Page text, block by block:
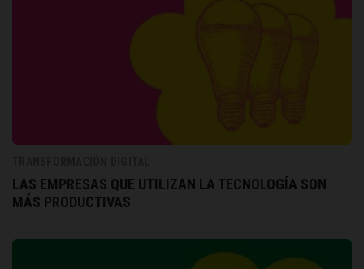
LAS EMPRESAS QUE UTILIZAN LA TECNOLOGÍA SON
MÁS PRODUCTIVAS